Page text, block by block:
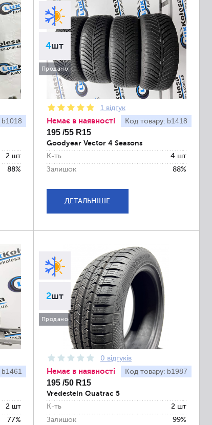
b1018
2 шт
88%
4шт
Продано
1 відгук
Код товару: b1418
Немає в наявності
195 /55 R15
Goodyear Vector 4 Seasons
К-ть
4 шт
Залишок
88%
ДЕТАЛЬНІШЕ
b1461
2 шт
77%
2шт
Продано
0 відгуків
Код товару: b1987
Немає в наявності
195 /50 R15
Vredestein Quatrac 5
К-ть
2 шт
Залишок
99%